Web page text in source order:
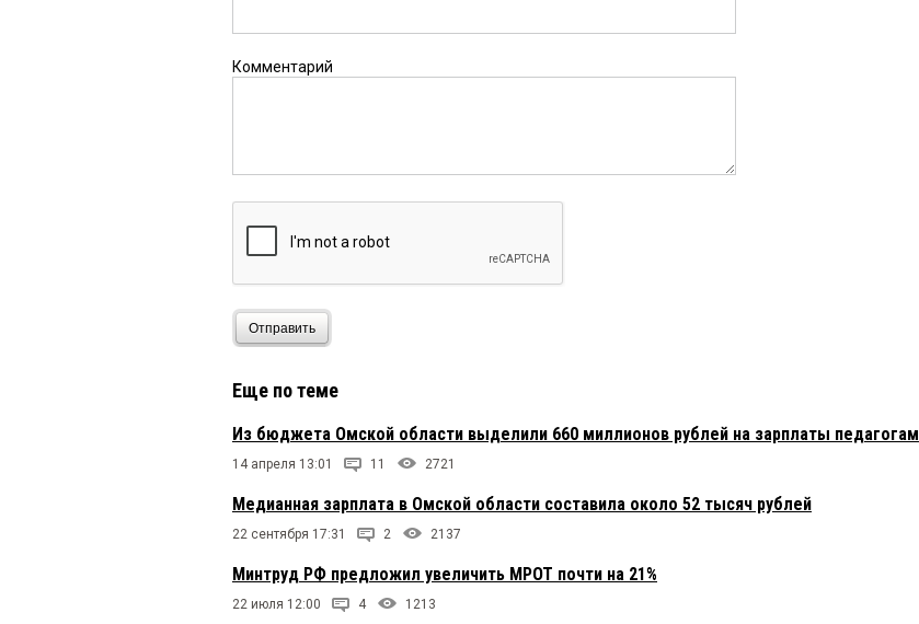
Комментарий
Отправить
Еще по теме
Из бюджета Омской области выделили 660 миллионов рублей на зарплаты педагогам
14 апреля 13:01 11 2721
Медианная зарплата в Омской области составила около 52 тысяч рублей
22 сентября 17:31 2 2137
Минтруд РФ предложил увеличить МРОТ почти на 21%
22 июля 12:00 4 1213